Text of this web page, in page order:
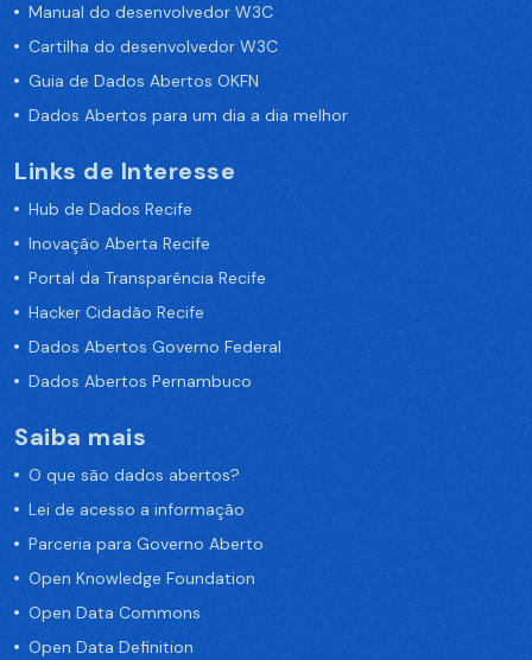
Manual do desenvolvedor W3C
Cartilha do desenvolvedor W3C
Guia de Dados Abertos OKFN
Dados Abertos para um dia a dia melhor
Links de Interesse
Hub de Dados Recife
Inovação Aberta Recife
Portal da Transparência Recife
Hacker Cidadão Recife
Dados Abertos Governo Federal
Dados Abertos Pernambuco
Saiba mais
O que são dados abertos?
Lei de acesso a informação
Parceria para Governo Aberto
Open Knowledge Foundation
Open Data Commons
Open Data Definition